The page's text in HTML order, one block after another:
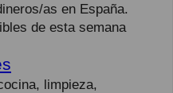
as en España.
de esta semana
limpieza,